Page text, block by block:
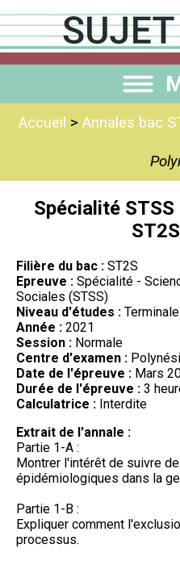
Accueil > Annales bac
Spécialité
Filière du bac : ST2S
Epreuve : Spécialité -
Sociales (STSS)
Niveau d'études : Terminale
Année : 2021
Session : Normale
Centre d'examen :
Date de l'épreuve : Mars
Durée de l'épreuve : 3
Calculatrice : Interdite
Extrait de l'annale :
Partie 1-A :
Montrer l'intérêt de suivre
épidémiologiques dans la
Partie 1-B :
Expliquer comment
processus.